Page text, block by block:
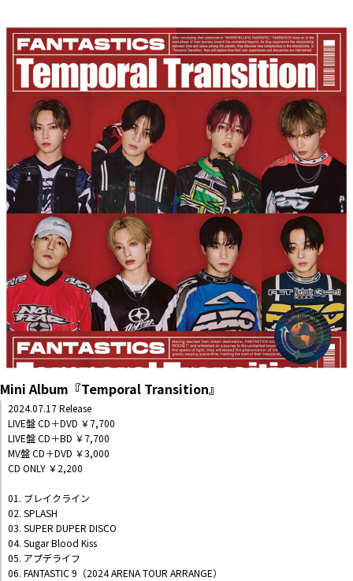
Mini Album『Temporal Transition』
2024.07.17 Release
LIVE盤 CD＋DVD ￥7,700
LIVE盤 CD＋BD ￥7,700
MV盤 CD＋DVD ￥3,000
CD ONLY ￥2,200
01. ブレイクライン
02. SPLASH
03. SUPER DUPER DISCO
04. Sugar Blood Kiss
05. アプデライフ
06. FANTASTIC 9（2024 ARENA TOUR ARRANGE）